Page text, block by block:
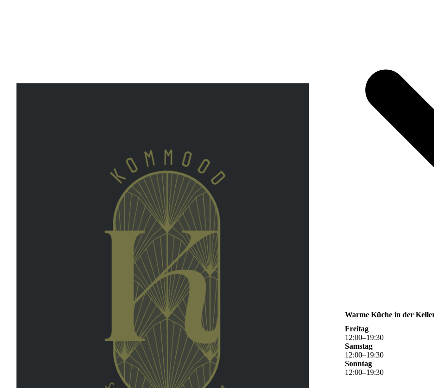
Warme Küche in der
Freitag
12:00–19:30
Samstag
12:00–19:30
Sonntag
12:00–19:30